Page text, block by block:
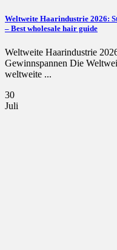
Weltweite Haarindustrie 2026:
– Best wholesale hair guide
Weltweite Haarindustrie
Gewinnspannen Die
weltweite ...
30
Juli